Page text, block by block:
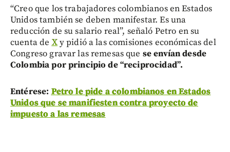
“Creo que los trabajadores colombianos en Estados
Unidos también se deben manifestar. Es una
reducción de su salario real”, señaló Petro en su
cuenta de Xy pidió a las comisiones económicas del
Congreso gravar las remesas que se envían desde
Colombia por principio de “reciprocidad”.
Entérese: Petro le pide a colombianos en Estados
Unidos que se manifiesten contra proyecto de
impuesto a las remesas